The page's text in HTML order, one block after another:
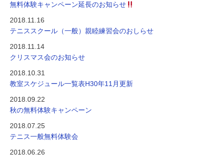
無料体験キャンペーン延長のお知らせ
2018.11.16
テニススクール（一般）親睦練習会のおしらせ
2018.11.14
クリスマス会のお知らせ
2018.10.31
教室スケジュール一覧表H30年11月更新
2018.09.22
秋の無料体験キャンペーン
2018.07.25
テニス一般無料体験会
2018.06.26